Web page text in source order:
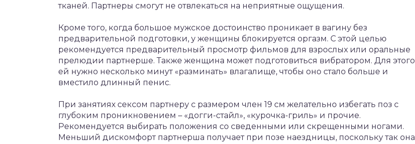
тканей. Партнеры смогут не отвлекаться на неприятные ощущения.
Кроме того, когда большое мужское достоинство проникает в вагину без
предварительной подготовки, у женщины блокируется оргазм. С этой целью
рекомендуется предварительный просмотр фильмов для взрослых или оральные
прелюдии партнерше. Также женщина может подготовиться вибратором. Для этого
ей нужно несколько минут «разминать» влагалище, чтобы оно стало больше и
вместило длинный пенис.
При занятиях сексом партнеру с размером член 19 см желательно избегать поз с
глубоким проникновением – «догги-стайл», «курочка-гриль» и прочие.
Рекомендуется выбирать положения со сведенными или скрещенными ногами.
Меньший дискомфорт партнерша получает при позе наездницы, поскольку так она